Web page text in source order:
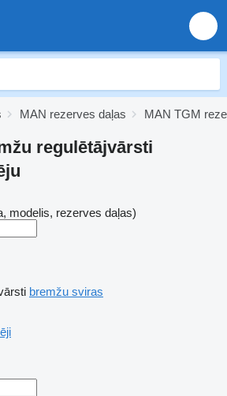
MAN rezerves daļas MAN TGM
regulētājvārsti
modelis, rezerves daļas)
bremžu sviras